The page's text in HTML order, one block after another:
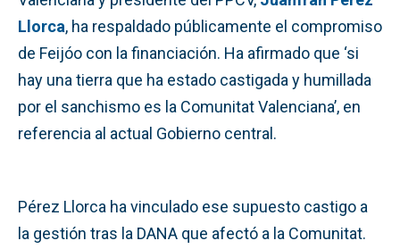
Llorca, ha respaldado públicamente el compromiso
de Feijóo con la financiación. Ha afirmado que ‘si
hay una tierra que ha estado castigada y humillada
por el sanchismo es la Comunitat Valenciana’, en
referencia al actual Gobierno central.
Pérez Llorca ha vinculado ese supuesto castigo a
la gestión tras la DANA que afectó a la Comunitat.